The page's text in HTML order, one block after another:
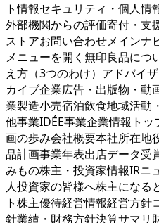
ト情報セキュリティ・個人
外部機関からの評価寄付・支
ストアお問い合わせメインナ
メニューを開く 無印良品につ
え方（3つのわけ）アドバイ
カイブ企業広告・出版物・動
業製造小売宿泊飲食地域活動
他事業IDÉE事業企業情報ト
画の歩み会社概要本社所在地
品計画事業年表出店データ受
みもの株主・投資家情報IRニ
人投資家の皆様へ株主になる
ト株主優待経営情報経営方
針業績・財務方針決算サマリ